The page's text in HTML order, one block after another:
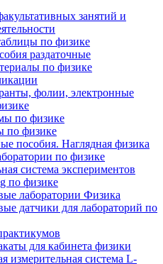
занятий и
по физике
раздаточные
по физике
фолии, электронные
по физике
по физике
пособия. Наглядная физика
по физике
система экспериментов
по физике
лаборатории Физика
датчики для лабораторий по
для кабинета физики
измерительная система L-